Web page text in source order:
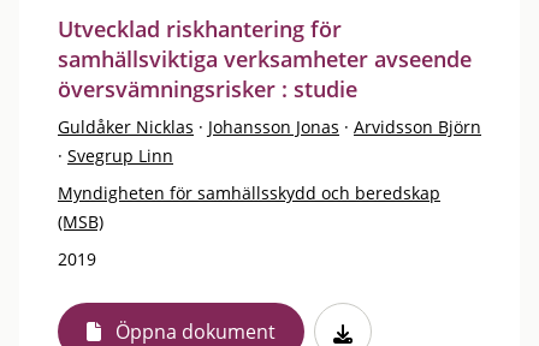
Utvecklad riskhantering för
samhällsviktiga verksamheter avseende
översvämningsrisker : studie
Guldåker Nicklas · Johansson Jonas · Arvidsson Björn
· Svegrup Linn
Myndigheten för samhällsskydd och beredskap
(MSB)
2019
Öppna dokument